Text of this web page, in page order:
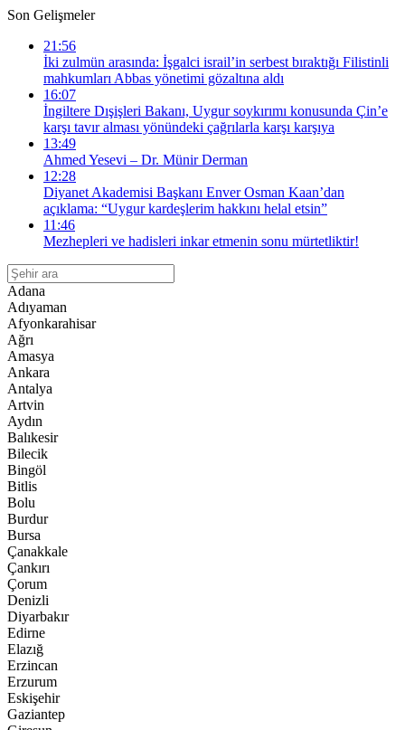
Son Gelişmeler
21:56
İki zulmün arasında: İşgalci israil’in serbest bıraktığı Filistinli
mahkumları Abbas yönetimi gözaltına aldı
16:07
İngiltere Dışişleri Bakanı, Uygur soykırımı konusunda Çin’e
karşı tavır alması yönündeki çağrılarla karşı karşıya
13:49
Ahmed Yesevi – Dr. Münir Derman
12:28
Diyanet Akademisi Başkanı Enver Osman Kaan’dan
açıklama: “Uygur kardeşlerim hakkını helal etsin”
11:46
Mezhepleri ve hadisleri inkar etmenin sonu mürtetliktir!
Adana
Adıyaman
Afyonkarahisar
Ağrı
Amasya
Ankara
Antalya
Artvin
Aydın
Balıkesir
Bilecik
Bingöl
Bitlis
Bolu
Burdur
Bursa
Çanakkale
Çankırı
Çorum
Denizli
Diyarbakır
Edirne
Elazığ
Erzincan
Erzurum
Eskişehir
Gaziantep